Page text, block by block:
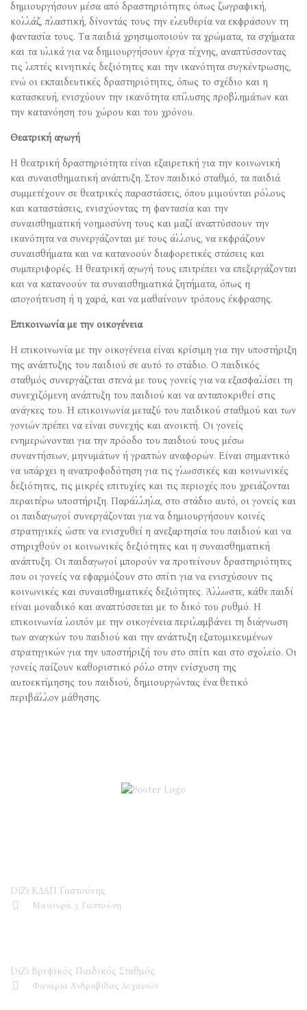
δημιουργήσουν μέσα από δραστηριότητες όπως ζωγραφική,
κολλάζ, πλαστική, δίνοντάς τους την ελευθερία να εκφράσουν τη
φαντασία τους. Τα παιδιά χρησιμοποιούν τα χρώματα, τα σχήματα
και τα υλικά για να δημιουργήσουν έργα τέχνης, αναπτύσσοντας
τις λεπτές κινητικές δεξιότητες και την ικανότητα συγκέντρωσης,
ενώ οι εκπαιδευτικές δραστηριότητες, όπως το σχέδιο και η
κατασκευή, ενισχύουν την ικανότητα επίλυσης προβλημάτων και
την κατανόηση του χώρου και του χρόνου.
Θεατρική αγωγή
Η θεατρική δραστηριότητα είναι εξαιρετική για την κοινωνική
και συναισθηματική ανάπτυξη. Στον παιδικό σταθμό, τα παιδιά
συμμετέχουν σε θεατρικές παραστάσεις, όπου μιμούνται ρόλους
και καταστάσεις, ενισχύοντας τη φαντασία και την
συναισθηματική νοημοσύνη τους και μαζί αναπτύσσουν την
ικανότητα να συνεργάζονται με τους άλλους, να εκφράζουν
συναισθήματα και να κατανοούν διαφορετικές στάσεις και
συμπεριφορές. Η θεατρική αγωγή τους επιτρέπει να επεξεργάζονται
και να κατανοούν τα συναισθηματικά ζητήματα, όπως η
απογοήτευση ή η χαρά, και να μαθαίνουν τρόπους έκφρασης.
Επικοινωνία με την οικογένεια
Η επικοινωνία με την οικογένεια είναι κρίσιμη για την υποστήριξη
της ανάπτυξης του παιδιού σε αυτό το στάδιο. Ο παιδικός
σταθμός συνεργάζεται στενά με τους γονείς για να εξασφαλίσει τη
συνεχιζόμενη ανάπτυξη του παιδιού και να ανταποκριθεί στις
ανάγκες του. Η επικοινωνία μεταξύ του παιδικού σταθμού και των
γονιών πρέπει να είναι συνεχής και ανοικτή. Οι γονείς
ενημερώνονται για την πρόοδο του παιδιού τους μέσω
συναντήσεων, μηνυμάτων ή γραπτών αναφορών. Είναι σημαντικό
να υπάρχει η ανατροφοδότηση για τις γλωσσικές και κοινωνικές
δεξιότητες, τις μικρές επιτυχίες και τις περιοχές που χρειάζονται
περαιτέρω υποστήριξη. Παράλληλα, στο στάδιο αυτό, οι γονείς και
οι παιδαγωγοί συνεργάζονται για να δημιουργήσουν κοινές
στρατηγικές ώστε να ενισχυθεί η ανεξαρτησία του παιδιού και να
στηριχθούν οι κοινωνικές δεξιότητες και η συναισθηματική
ανάπτυξη. Οι παιδαγωγοί μπορούν να προτείνουν δραστηριότητες
που οι γονείς να εφαρμόζουν στο σπίτι για να ενισχύσουν τις
κοινωνικές και συναισθηματικές δεξιότητες. Άλλωστε, κάθε παιδί
είναι μοναδικό και αναπτύσσεται με το δικό του ρυθμό. Η
επικοινωνία λοιπόν με την οικογένεια περιλαμβάνει τη διάγνωση
των αναγκών του παιδιού και την ανάπτυξη εξατομικευμένων
στρατηγικών για την υποστήριξή του στο σπίτι και στο σχολείο. Οι
γονείς παίζουν καθοριστικό ρόλο στην ενίσχυση της
αυτοεκτίμησης του παιδιού, δημιουργώντας ένα θετικό
περιβάλλον μάθησης.
DiZi ΚΔΑΠ Γαστούνης
Μανουρά 3 Γαστούνη
DiZi Βρεφικός Παιδικός Σταθμός
Φανάρια Ανδραβίδας Λεχαινών